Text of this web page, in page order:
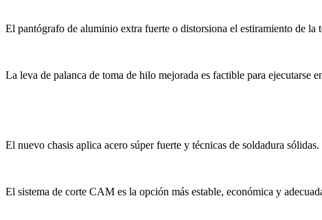
El pantógrafo de aluminio extra fuerte o distorsiona el estiramiento de la
La leva de palanca de toma de hilo mejorada es factible para ejecutarse
El nuevo chasis aplica acero súper fuerte y técnicas de soldadura
El sistema de corte CAM es la opción más estable, económica y